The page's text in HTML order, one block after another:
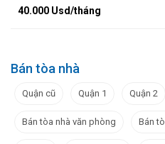
40.000 Usd/tháng
Bán tòa nhà
Quận cũ Quận 1 Quận 2
Bán tòa nhà văn phòng Bán